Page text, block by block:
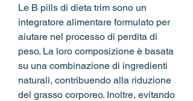
Le B pills di dieta trim sono un
integratore alimentare formulato per
aiutare nel processo di perdita di
peso. La loro composizione è basata
su una combinazione di ingredienti
naturali, contribuendo alla riduzione
del grasso corporeo. Inoltre, evitando